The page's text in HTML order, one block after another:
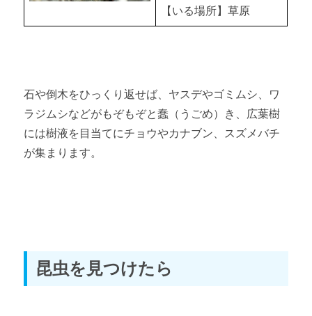
【いる場所】草原
石や倒木をひっくり返せば、ヤスデやゴミムシ、ワ
ラジムシなどがもぞもぞと蠢（うごめ）き、広葉樹
には樹液を目当てにチョウやカナブン、スズメバチ
が集まります。
昆虫を見つけたら